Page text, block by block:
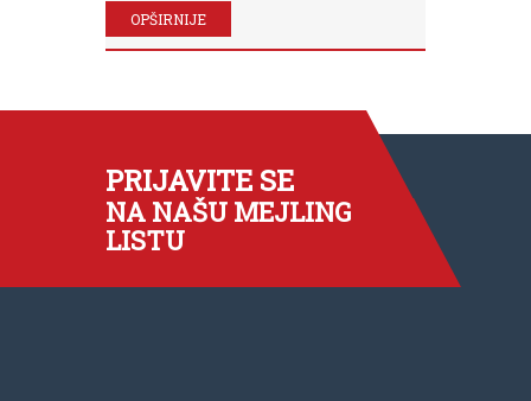
OPŠIRNIJE
PRIJAVITE SE
NA NAŠU MEJLING
LISTU